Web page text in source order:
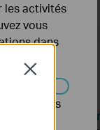
Close
les activités
vous
dans
désactivés